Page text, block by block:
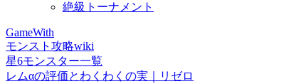
絶級トーナメント
GameWith
モンスト攻略wiki
星6モンスター一覧
レムαの評価とわくわくの実｜リゼロ